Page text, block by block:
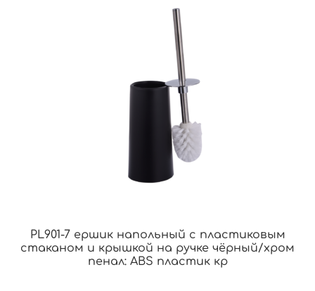
PL901-7 ершик напольный с пластиковым
стаканом и крышкой на ручке чёрный/хром
пенал: ABS пластик кр